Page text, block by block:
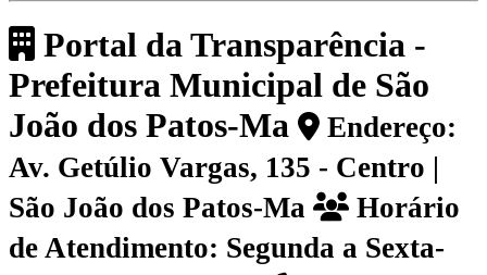
Portal da Transparência -
Prefeitura Municipal de São
João dos Patos-Ma
Endereço:
Av. Getúlio Vargas, 135 - Centro |
São João dos Patos-Ma
Horário
de Atendimento: Segunda a Sexta-